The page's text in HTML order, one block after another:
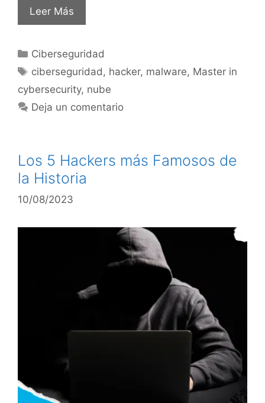
Leer Más
Ciberseguridad
ciberseguridad, hacker, malware, Master in
cybersecurity, nube
Deja un comentario
Los 5 Hackers más Famosos de
la Historia
10/08/2023